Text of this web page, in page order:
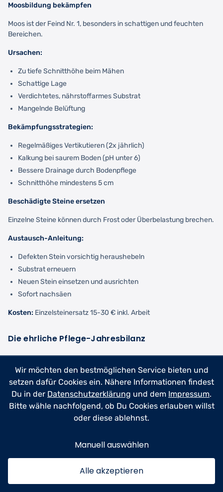
Moosbildung bekämpfen
Moos ist der Feind Nr. 1, besonders in schattigen und feuchten
Bereichen.
Ursachen:
Zu tiefe Schnitthöhe beim Mähen
Schattige Lage
Verdichtetes, nährstoffarmes Substrat
Mangelnde Belüftung
Bekämpfungsstrategien:
Regelmäßiges Vertikutieren (2x jährlich)
Kalkung bei saurem Boden (pH unter 6)
Bessere Drainage durch Bodenpflege
Schnitthöhe mindestens 5 cm
Beschädigte Steine ersetzen
Einzelne Steine können durch Frost oder Überbelastung brechen.
Austausch-Anleitung:
Defekten Stein vorsichtig heraushebeln
Substrat erneuern
Neuen Stein einsetzen und ausrichten
Sofort nachsäen
Kosten: Einzelsteinersatz 15-30 € inkl. Arbeit
Die ehrliche Pflege-Jahresbilanz
Monat
Hauptaufga
ben
Zeitaufwand
Erwartete
Optik
Januar
Ruhe,
abstumpfend
e Mittel
0,5 Std.
30-40%
Ruhe 0,5 Std.
Wir möchten den bestmöglichen Service bieten und
setzen dafür Cookies ein. Nähere Informationen findest
Du in der Datenschutzerklärung und dem Impressum.
Bitte wähle nachfolgend, ob Du Cookies erlauben willst
oder diese ablehnst.
Manuell auswählen
Alle akzeptieren